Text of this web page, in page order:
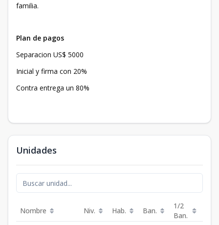
familia.
Plan de pagos
Separacion US$ 5000
Inicial y firma con 20%
Contra entrega un 80%
Unidades
Nombre Niv. Hab. Ban.
1/2
Ban.